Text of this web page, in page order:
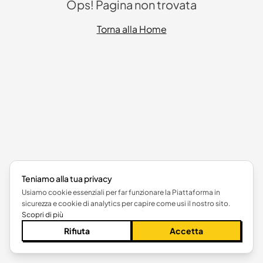
Ops! Pagina non trovata
Torna alla Home
Teniamo alla tua privacy
Usiamo cookie essenziali per far funzionare la Piattaforma in
sicurezza e cookie di analytics per capire come usi il nostro sito.
Scopri di più
Rifiuta Accetta